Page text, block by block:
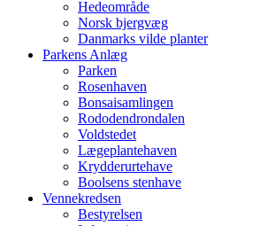
Hedeområde
Norsk bjergvæg
Danmarks vilde planter
Parkens Anlæg
Parken
Rosenhaven
Bonsaisamlingen
Rododendrondalen
Voldstedet
Lægeplantehaven
Krydderurtehave
Boolsens stenhave
Vennekredsen
Bestyrelsen